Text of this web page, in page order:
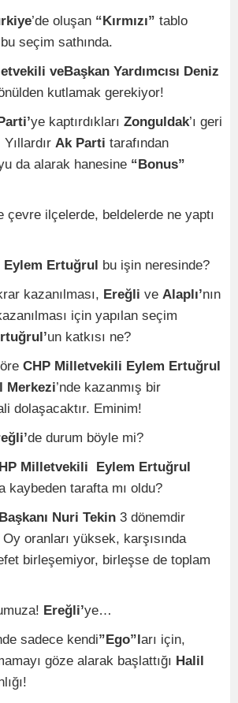
’de oluşan “Kırmızı” tablo
seçim sathında.
veBaşkan Yardımcısı Deniz
kutlamak gerekiyor!
ye kaptırdıkları Zonguldak’ı geri
Ak Parti tarafından
da alarak hanesine “Bonus”
çevre ilçelerde, beldelerde ne yaptı
Ertuğrul bu işin neresinde?
kazanılması, Ereğli ve Alaplı’nın
için yapılan seçim
un katkısı ne?
CHP Milletvekili Eylem Ertuğrul
Merkezi’nde kazanmış bir
dolaşacaktır. Eminim!
de durum böyle mi?
Milletvekili Eylem Ertuğrul
kaybeden tarafta mı oldu?
Nuri Tekin 3 dönemdir
oranları yüksek, karşısında
birleşemiyor, birleşse de toplam
Ereğli’ye…
sadece kendi”Ego”ları için,
göze alarak başlattığı Halil